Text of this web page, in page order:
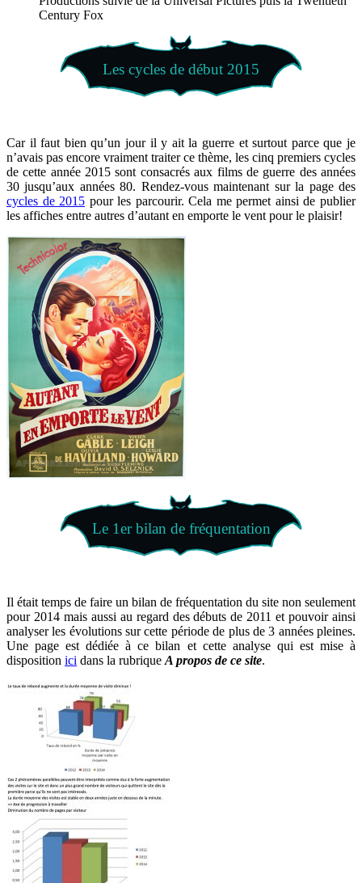
Century Fox
Les cycles de début 2015
Car il faut bien qu’un jour il y ait la guerre et surtout parce que je
n’avais pas encore vraiment traiter ce thème, les cinq premiers cycles
de cette année 2015 sont consacrés aux films de guerre des années
30 jusqu’aux années 80. Rendez-vous maintenant sur la page des
cycles de 2015 pour les parcourir. Cela me permet ainsi de publier
les affiches entre autres d’autant en emporte le vent pour le plaisir!
Le 1er bilan de fréquentation
Il était temps de faire un bilan de fréquentation du site non seulement
pour 2014 mais aussi au regard des débuts de 2011 et pouvoir ainsi
analyser les évolutions sur cette période de plus de 3 années pleines.
Une page est dédiée à ce bilan et cette analyse qui est mise à
disposition ici dans la rubrique A propos de ce site.